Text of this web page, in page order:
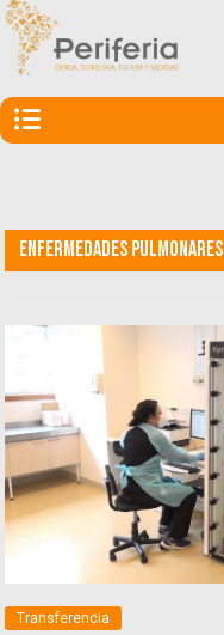
Enfermedades pulmonares
Transferencia